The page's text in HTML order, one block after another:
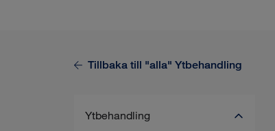
Tillbaka till "alla" Ytbehandling
Ytbehandling